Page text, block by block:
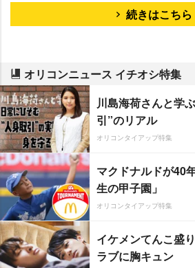
続きはこちら
オリコンニュース イチオシ特集
川島海荷さんと学
引”のリアル
オリコンタイアップ特集
マクドナルドが40
生の甲子園」
オリコンタイアップ特集
イケメンてんこ盛
ラブに胸キュン